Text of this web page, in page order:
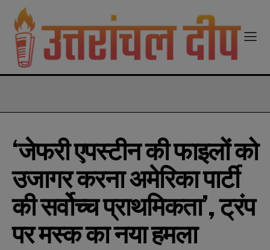
‘जेफरी एपस्टीन की फाइलों को
उजागर करना अमेरिका पार्टी
की सर्वोच्च प्राथमिकता’, ट्रंप
पर मस्क का नया हमला